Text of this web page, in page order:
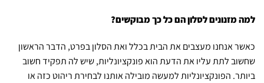
למה מזנונים לסלון הם כל כך מבוקשים?
כאשר אנחנו מעצבים את הבית בכלל ואת הסלון בפרט, הדבר הראשון
שחשוב לתת עליו את הדעת הוא פונקציונליות, שיש לה תפקיד חשוב
ביותר. הפונקציונליות למעשה מובילה אותנו לבחירת ריהוט כזה או